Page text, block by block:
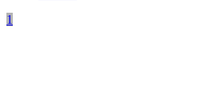
1